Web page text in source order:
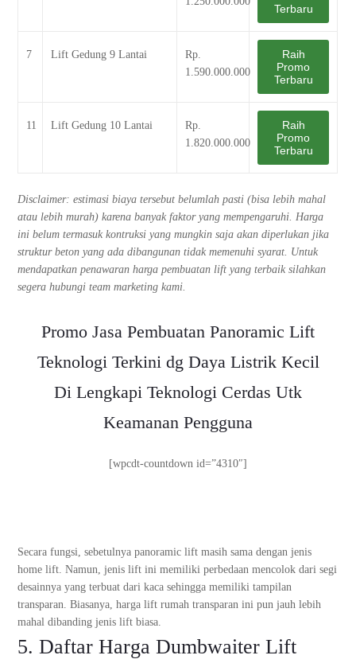
Terbaru
7 Lift Gedung 9 Lantai
Rp.
1.590.000.000
Raih
Promo
Terbaru
11 Lift Gedung 10 Lantai
Rp.
1.820.000.000
Raih
Promo
Terbaru
Disclaimer: estimasi biaya tersebut belumlah pasti (bisa lebih mahal
atau lebih murah) karena banyak faktor yang mempengaruhi. Harga
ini belum termasuk kontruksi yang mungkin saja akan diperlukan jika
struktur beton yang ada dibangunan tidak memenuhi syarat. Untuk
mendapatkan penawaran harga pembuatan lift yang terbaik silahkan
segera hubungi team marketing kami.
Promo Jasa Pembuatan Panoramic Lift
Teknologi Terkini dg Daya Listrik Kecil
Di Lengkapi Teknologi Cerdas Utk
Keamanan Pengguna
[wpcdt-countdown id=”4310″]
Secara fungsi, sebetulnya panoramic lift masih sama dengan jenis
home lift. Namun, jenis lift ini memiliki perbedaan mencolok dari segi
desainnya yang terbuat dari kaca sehingga memiliki tampilan
transparan. Biasanya, harga lift rumah transparan ini pun jauh lebih
mahal dibanding jenis lift biasa.
5. Daftar Harga Dumbwaiter Lift